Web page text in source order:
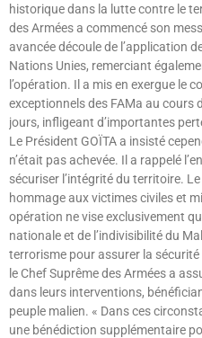
historique dans la lutte contre le
des Armées a commencé son
avancée découle de l’application
Nations Unies, remerciant
l’opération. Il a mis en exergue le
exceptionnels des FAMa au cours
jours, infligeant d’importantes
Le Président GOÏTA a insisté
n’était pas achevée. Il a rappelé
sécuriser l’intégrité du territoire.
hommage aux victimes civiles et
opération ne vise exclusivement
nationale et de l’indivisibilité du
terrorisme pour assurer la
le Chef Suprême des Armées a
dans leurs interventions,
peuple malien. « Dans ces
une bénédiction supplémentaire